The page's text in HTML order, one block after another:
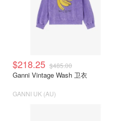
$218.25 $485.00
Ganni Vintage Wash 卫衣
GANNI UK (AU)